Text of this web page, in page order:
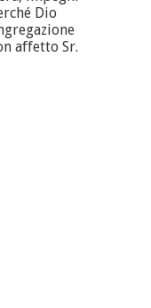
Dio
affetto Sr.